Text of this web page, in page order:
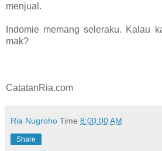
menjual.
Indomie memang seleraku. Kalau
mak?
CatatanRia.com
Ria Nugroho Time 8:00:00 AM
Share